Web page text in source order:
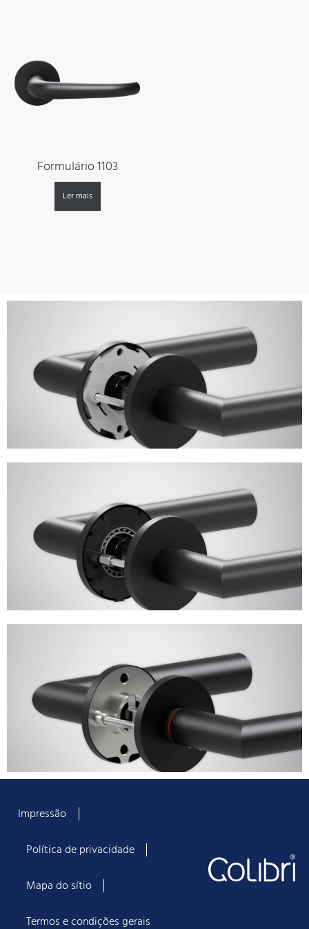
Formulário 1103
Ler mais
Impressão
Política de privacidade
Mapa do sítio
Termos e condições gerais